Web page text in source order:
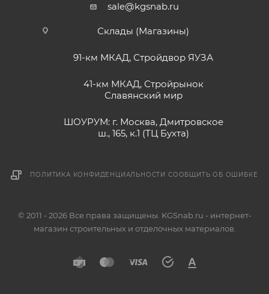
sale@kgsnab.ru
Склады (Магазины)
91-км МКАД, Стройдвор ЯУЗА
41-км МКАД, Стройрынок
Славянский мир
ШОУРУМ: г. Москва, Дмитровское
ш., 165, к.1 (ТЦ Бухта)
ПОЛИТИКА КОНФИДЕНЦИАЛЬНОСТИ СООБЩИТЬ ОБ ОШИБКЕ
© 2011 - 2026 Все права защищены. KGSnab.ru - интернет-
магазин строительных и отделочных материалов.